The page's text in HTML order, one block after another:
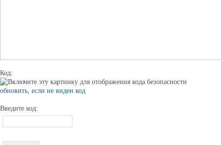
Код:
обновить, если не виден код
Введите код: